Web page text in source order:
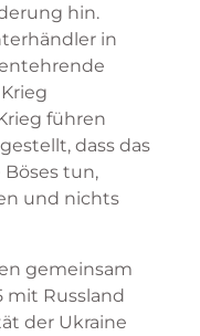
hin.
in
führen
dass das
tun,
und nichts
gemeinsam
mit Russland
der Ukraine